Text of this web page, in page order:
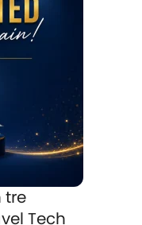
tre
Tech